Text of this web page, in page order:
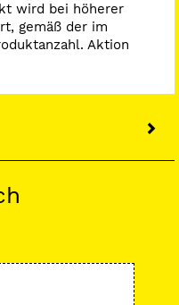
wird bei höherer
gemäß der im
Aktion